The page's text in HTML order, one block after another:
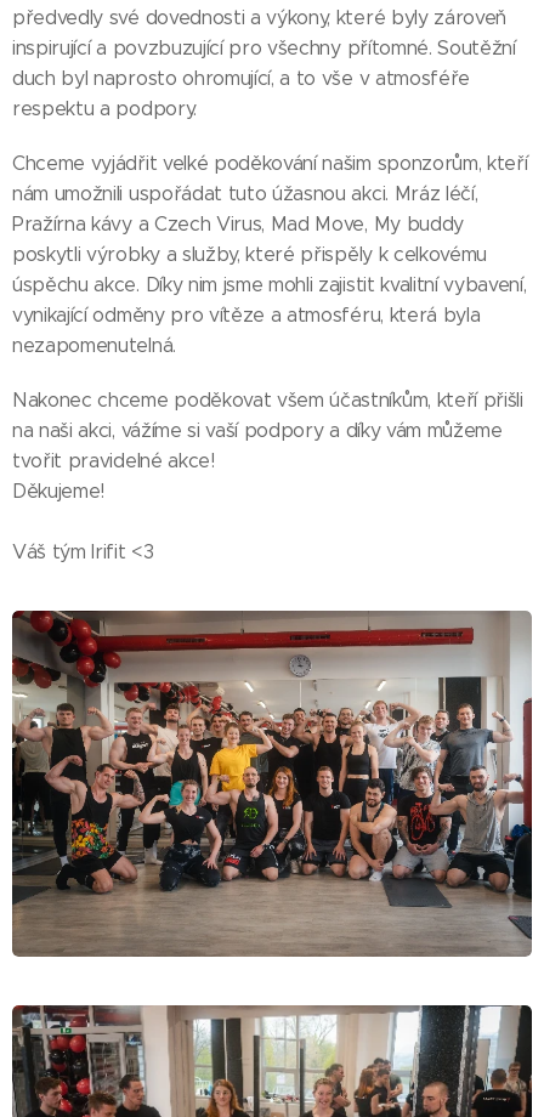
předvedly své dovednosti a výkony, které byly zároveň
inspirující a povzbuzující pro všechny přítomné. Soutěžní
duch byl naprosto ohromující, a to vše v atmosféře
respektu a podpory.
Chceme vyjádřit velké poděkování našim sponzorům, kteří
nám umožnili uspořádat tuto úžasnou akci. Mráz léčí,
Pražírna kávy a Czech Virus, Mad Move, My buddy
poskytli výrobky a služby, které přispěly k celkovému
úspěchu akce. Díky nim jsme mohli zajistit kvalitní vybavení,
vynikající odměny pro vítěze a atmosféru, která byla
nezapomenutelná.
Nakonec chceme poděkovat všem účastníkům, kteří přišli
na naši akci, vážíme si vaší podpory a díky vám můžeme
tvořit pravidelné akce!
Děkujeme!
Váš tým Irifit <3